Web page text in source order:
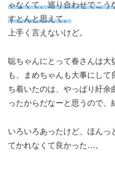
ゃなくて、巡り合わせでこう
すとんと思えて。
上手く言えないけど。
聡ちゃんにとって春さんは大
も、まめちゃんも大事にし
ち着いたのは、やっぱり紆
ったからだなーと思うので、
いろいろあったけど、ほんっ
てかれなくて良かった…。